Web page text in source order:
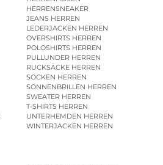
HERRENSNEAKER
JEANS HERREN
LEDERJACKEN HERREN
OVERSHIRTS HERREN
POLOSHIRTS HERREN
PULLUNDER HERREN
RUCKSÄCKE HERREN
SOCKEN HERREN
SONNENBRILLEN HERREN
SWEATER HERREN
T-SHIRTS HERREN
UNTERHEMDEN HERREN
WINTERJACKEN HERREN